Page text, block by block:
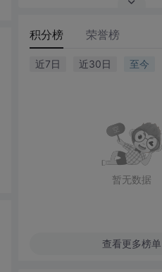
积分榜 荣誉榜
近7日 近30日 至今
暂无数据
查看更多榜单